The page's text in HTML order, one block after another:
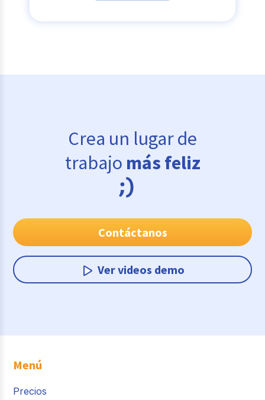
Crea un lugar de
trabajo más feliz
Contáctanos
Ver videos demo
Menú
Precios